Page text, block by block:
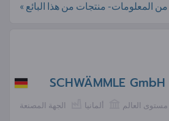
المعلومات- منتجات من هذا البائع »
SCHWÄMMLE
الجهة المصنعة ألمانيا العالم